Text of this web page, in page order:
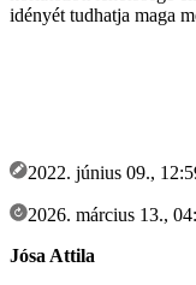
idényét tudhatja maga
2022. június 09.,
2026. március 13.,
Jósa Attila